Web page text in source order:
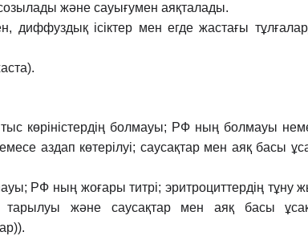
жəне сауығумен аяқталады.
диффуздық ісіктер мен егде жастағы
көріністердің болмауы; РФ ның болмауы
аздап көтерілуі; саусақтар мен аяқ басы
РФ ның жоғары титрі; эритроциттердің
тарылуы жəне саусақтар мен аяқ басы